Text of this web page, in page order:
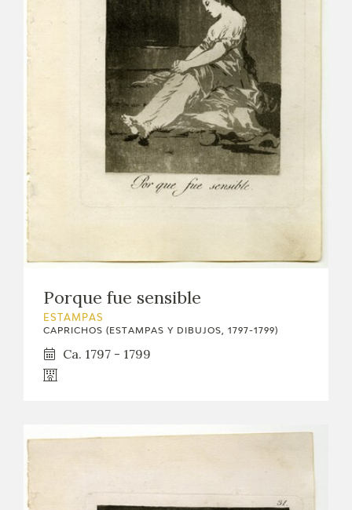
Porque fue sensible
ESTAMPAS
CAPRICHOS (ESTAMPAS Y DIBUJOS, 1797-1799)
Ca. 1797 - 1799